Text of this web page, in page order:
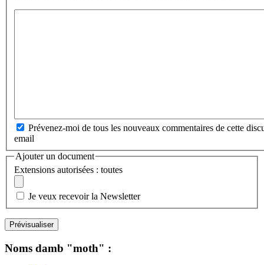
Prévenez-moi de tous les nouveaux commentaires de cette
email
Ajouter un document
Extensions autorisées : toutes
Je veux recevoir la Newsletter
Noms damb "moth" :